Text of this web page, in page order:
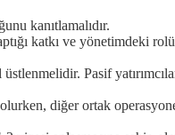
kanıtlamalıdır.
katkı ve yönetimdeki
Pasif
diğer ortak